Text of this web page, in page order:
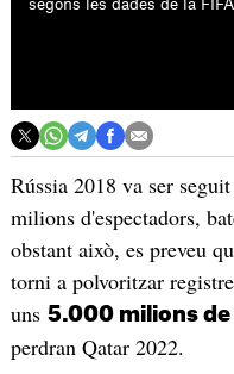
segons les dades de la FIFA
Rússia 2018 va ser
milions d'espectadors,
obstant això, es preveu
torni a polvoritzar
uns 5.000 milions
perdran Qatar 2022.